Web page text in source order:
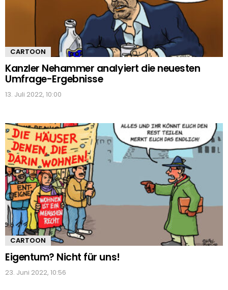
CARTOON
Kanzler Nehammer analyiert die neuesten
Umfrage-Ergebnisse
13. Juli 2022, 10:00
CARTOON
Eigentum? Nicht für uns!
23. Juni 2022, 10:56